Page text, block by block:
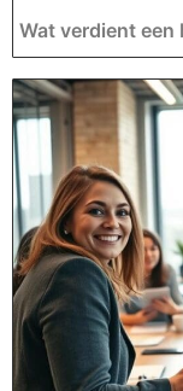
Wat verdient